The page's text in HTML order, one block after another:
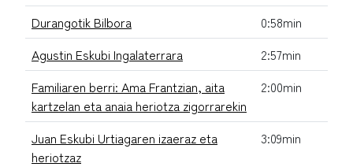
Durangotik Bilbora
0:58min
Agustin Eskubi Ingalaterrara
2:57min
Familiaren berri: Ama Frantzian, aita
kartzelan eta anaia heriotza zigorrarekin
2:00min
Juan Eskubi Urtiagaren izaeraz eta
heriotzaz
3:09min